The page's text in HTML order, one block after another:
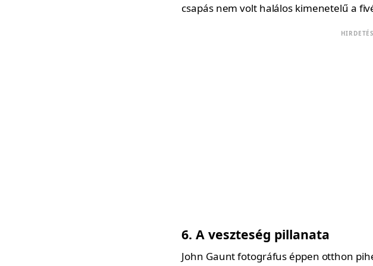
csapás nem volt halálos kimenetelű a
HIRDETÉS
6. A veszteség pillanata
John Gaunt fotográfus éppen otthon